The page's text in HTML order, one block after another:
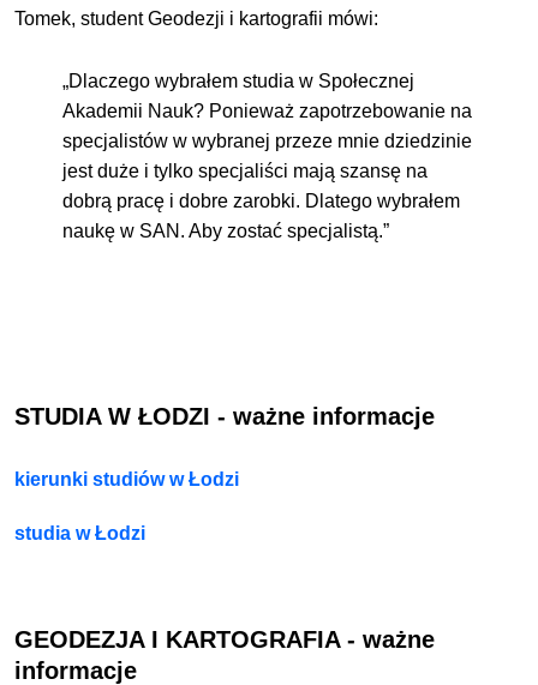
Tomek, student Geodezji i kartografii mówi:
„Dlaczego wybrałem studia w Społecznej
Akademii Nauk? Ponieważ zapotrzebowanie na
specjalistów w wybranej przeze mnie dziedzinie
jest duże i tylko specjaliści mają szansę na
dobrą pracę i dobre zarobki. Dlatego wybrałem
naukę w SAN. Aby zostać specjalistą.”
STUDIA W ŁODZI - ważne informacje
kierunki studiów w Łodzi
studia w Łodzi
GEODEZJA I KARTOGRAFIA - ważne
informacje